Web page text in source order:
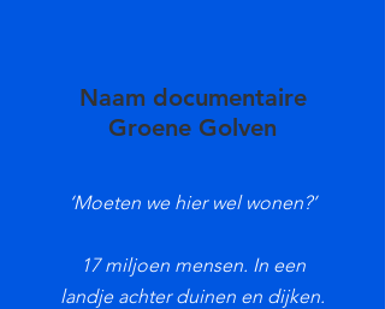
Naam documentaire
Groene Golven
‘Moeten we hier wel wonen?’
17 miljoen mensen. In een
landje achter duinen en dijken.